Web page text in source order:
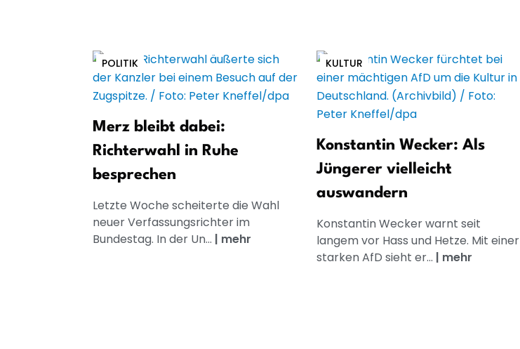
POLITIK
Merz bleibt dabei:
Richterwahl in Ruhe
besprechen
Letzte Woche scheiterte die Wahl
neuer Verfassungsrichter im
Bundestag. In der Un... | mehr
KULTUR
Konstantin Wecker: Als
Jüngerer vielleicht
auswandern
Konstantin Wecker warnt seit
langem vor Hass und Hetze. Mit einer
starken AfD sieht er... | mehr